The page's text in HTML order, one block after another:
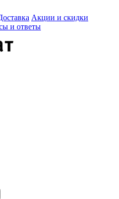
Акции и скидки
и ответы